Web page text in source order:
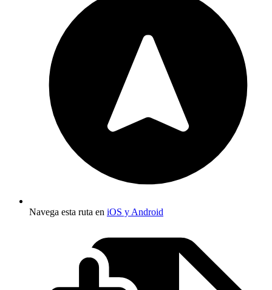
Navega esta ruta en iOS y Android